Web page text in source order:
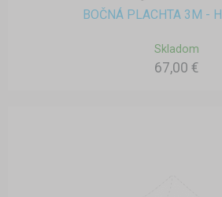
BOČNÁ PLACHTA 3M -
Skladom
67,00 €